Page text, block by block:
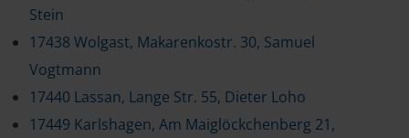
Stein
17438 Wolgast, Makarenkostr. 30, Samuel
Vogtmann
17440 Lassan, Lange Str. 55, Dieter Loho
17449 Karlshagen, Am Maiglöckchenberg 21,